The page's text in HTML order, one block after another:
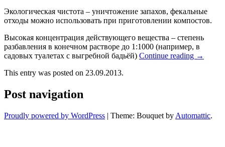
Экологическая чистота – уничтожение запахов, фекальные
отходы можно использовать при приготовлении компостов.
Высокая концентрация действующего вещества – степень
разбавления в конечном растворе до 1:1000 (например, в
садовых туалетах с выгребной бадьёй) Continue reading →
This entry was posted on 23.09.2013.
Post navigation
Proudly powered by WordPress | Theme: Bouquet by Automattic.